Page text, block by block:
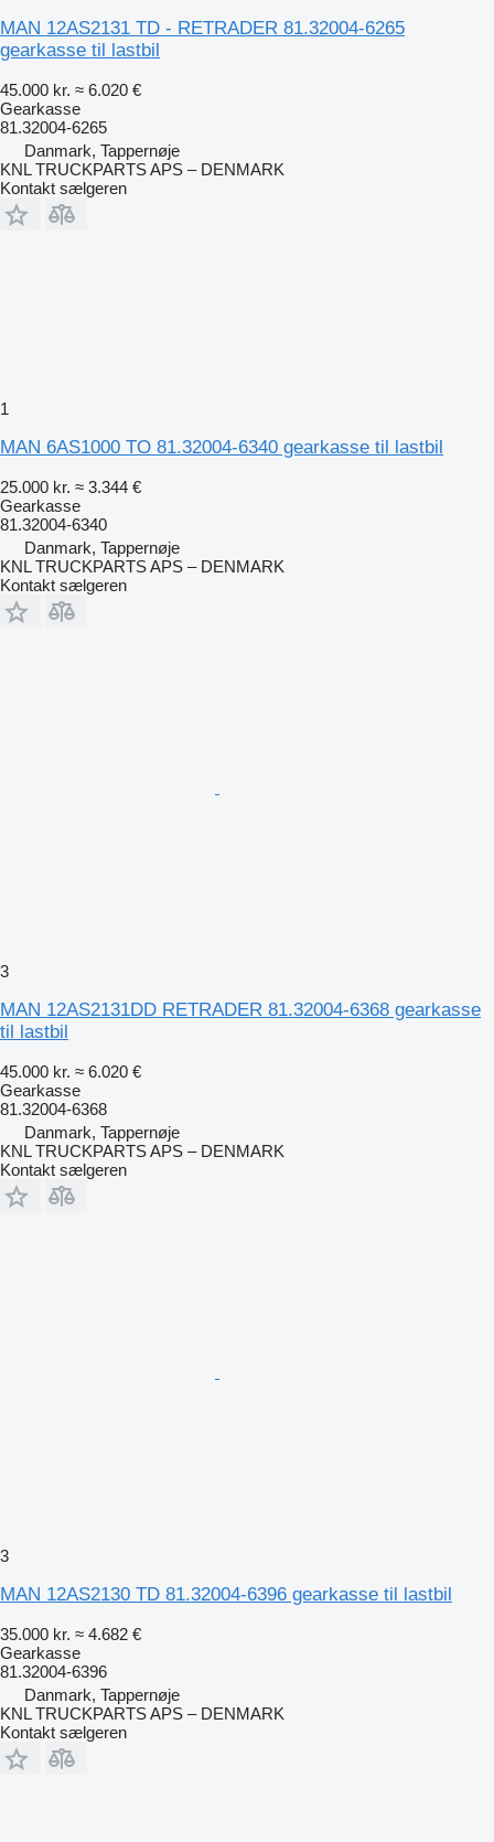
MAN 12AS2131 TD - RETRADER 81.32004-6265
gearkasse til lastbil
45.000 kr. ≈ 6.020 €
Gearkasse
81.32004-6265
Danmark, Tappernøje
KNL TRUCKPARTS APS – DENMARK
Kontakt sælgeren
1
MAN 6AS1000 TO 81.32004-6340 gearkasse til lastbil
25.000 kr. ≈ 3.344 €
Gearkasse
81.32004-6340
Danmark, Tappernøje
KNL TRUCKPARTS APS – DENMARK
Kontakt sælgeren
3
MAN 12AS2131DD RETRADER 81.32004-6368 gearkasse
til lastbil
45.000 kr. ≈ 6.020 €
Gearkasse
81.32004-6368
Danmark, Tappernøje
KNL TRUCKPARTS APS – DENMARK
Kontakt sælgeren
3
MAN 12AS2130 TD 81.32004-6396 gearkasse til lastbil
35.000 kr. ≈ 4.682 €
Gearkasse
81.32004-6396
Danmark, Tappernøje
KNL TRUCKPARTS APS – DENMARK
Kontakt sælgeren